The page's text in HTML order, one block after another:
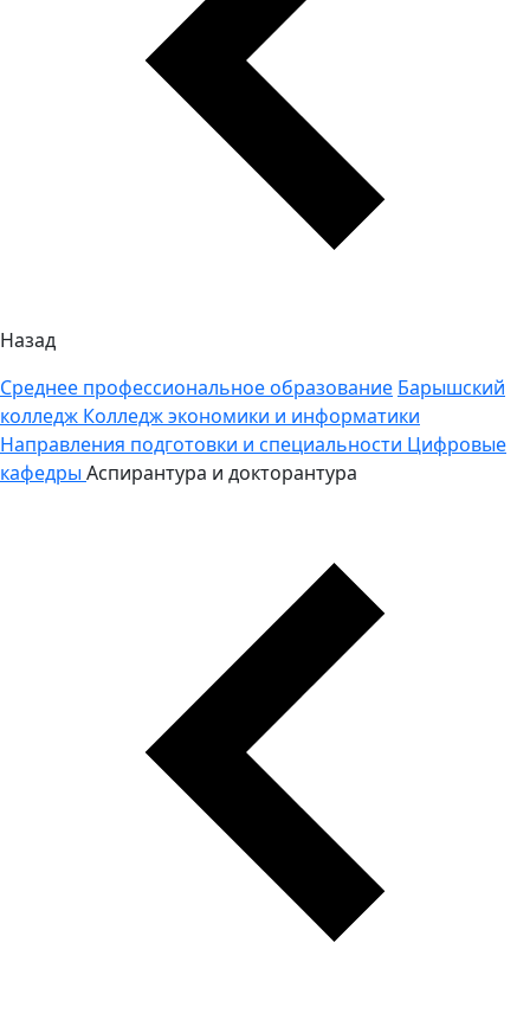
Назад
Среднее профессиональное образование Барышский
колледж Колледж экономики и информатики
Направления подготовки и специальности Цифровые
кафедры Аспирантура и докторантура